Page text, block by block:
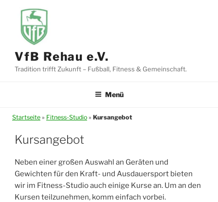
springen
VfB Rehau e.V.
Tradition trifft Zukunft – Fußball, Fitness & Gemeinschaft.
Menü
Startseite » Fitness-Studio » Kursangebot
Kursangebot
Neben einer großen Auswahl an Geräten und
Gewichten für den Kraft- und Ausdauersport bieten
wir im Fitness-Studio auch einige Kurse an. Um an den
Kursen teilzunehmen, komm einfach vorbei.